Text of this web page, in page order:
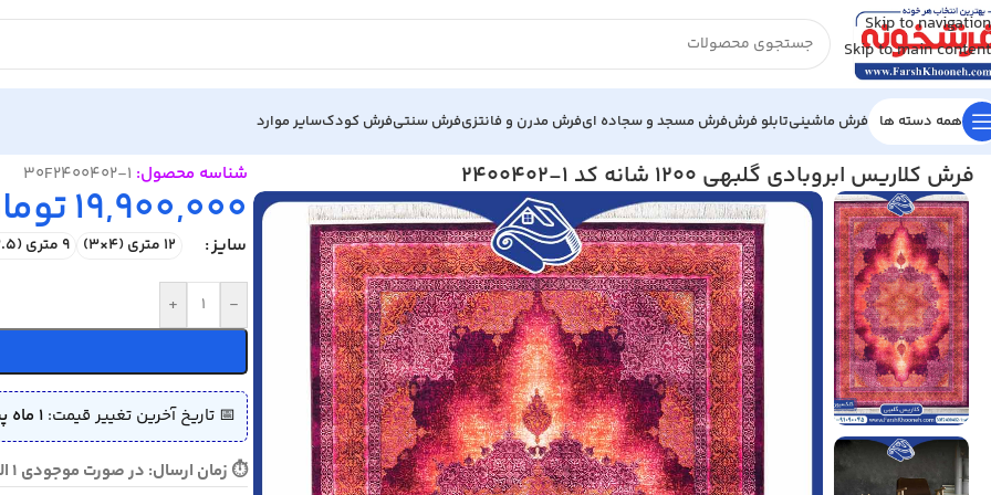
Skip to navigation
Skip to main content
همه دسته ها فرش ماشینیتابلو فرشفرش مسجد و سجاده ایفرش مدرن و فانتزیفرش سنتیفرش کودکسایر موارد
خانه/فرش کلاریس
فرش کلاریس ابروبادی گلبهی 1200 شانه کد 1-2400402 شناسه محصول: 30F2400402-1
19,900,000
سایز 12 متری (4×3) 9 متری (3.5×2.5)
-
+
📅 تاریخ آخرین تغییر قیمت: 1 ماه پیش (1405/04/08)
⏱ زمان ارسال: در صورت موجودی 1 الی 3 روز - در صورت نیاز به تولید 25 روز کاری ارسال می گردد